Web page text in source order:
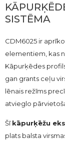
SISTĒMA
CDM6025 ir
elementiem, kas
Kāpurķēdes
gan grants ceļu
lēnais režīms
atvieglo
Šīkāpurķēžu
plats balsta